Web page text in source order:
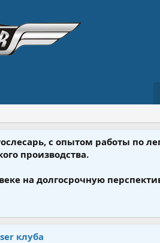
с опытом работы по
производства.
на долгосрочную
клуба